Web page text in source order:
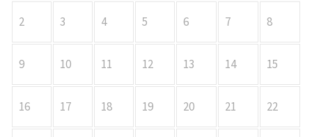
2 3 4 5 6 7 8
9 10 11 12 13 14 15
16 17 18 19 20 21 22